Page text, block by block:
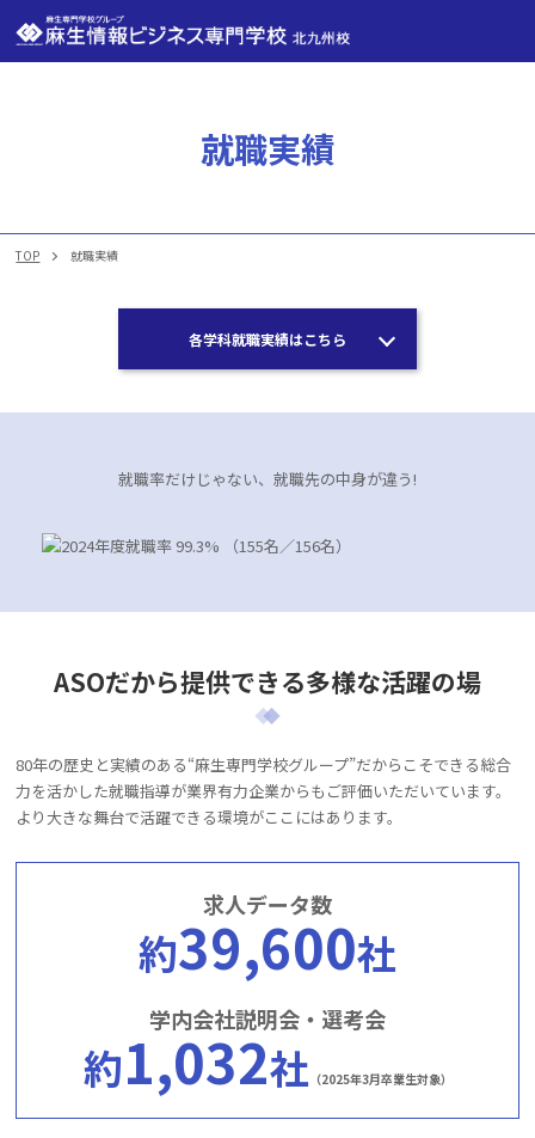
麻生情報ビジネス専門学校 北九州校について
学科一覧
就職実績・内定実績
入学案内・学費
資料請求
お問い合わせ アクセス
る方
保護者の方
卒業生の方 ご支援をお考えの方
サイトポリシー
学生個人情報の共同利用
について
就職実績
TOP 就職実績
各学科就職実績はこちら
就職率だけじゃない、就職先の中身が違う!
ASOだから提供できる多様な活躍の場
80年の歴史と実績のある“麻生専門学校グループ”だからこそできる総合
力を活かした就職指導が業界有力企業からもご評価いただいています。
より大きな舞台で活躍できる環境がここにはあります。
求人データ数
約39,600社
学内会社説明会・選考会
約1,032社 （2025年3月卒業生対象）